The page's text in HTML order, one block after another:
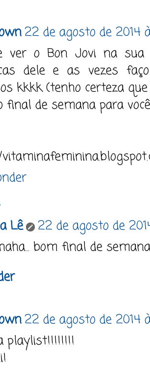
22 de agosto de 2014
ver o Bon Jovi na
dele e as vezes
kkkk (tenho certeza
final de semana para
Lê
22 de agosto de
bom final de
22 de agosto de 2014
playlist!!!!!!!!